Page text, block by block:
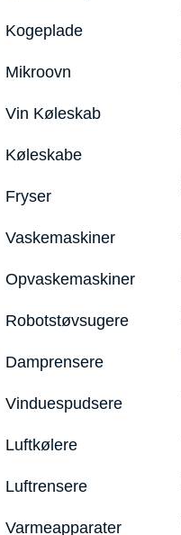
Kogeplade
Mikroovn
Vin Køleskab
Køleskabe
Fryser
Vaskemaskiner
Opvaskemaskiner
Robotstøvsugere
Damprensere
Vinduespudsere
Luftkølere
Luftrensere
Varmeapparater